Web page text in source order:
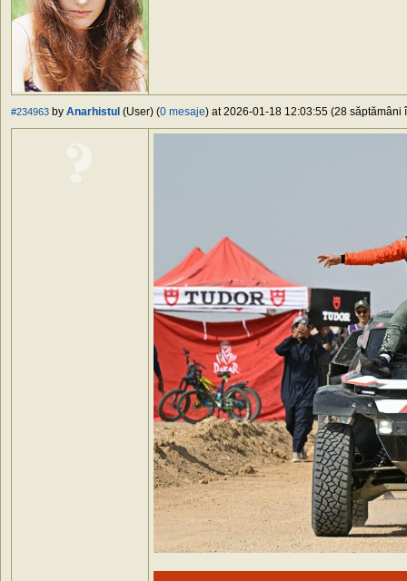
#234963 by Anarhistul (User) (0 mesaje) at 2026-01-18 12:03:55 (28 săptămâni